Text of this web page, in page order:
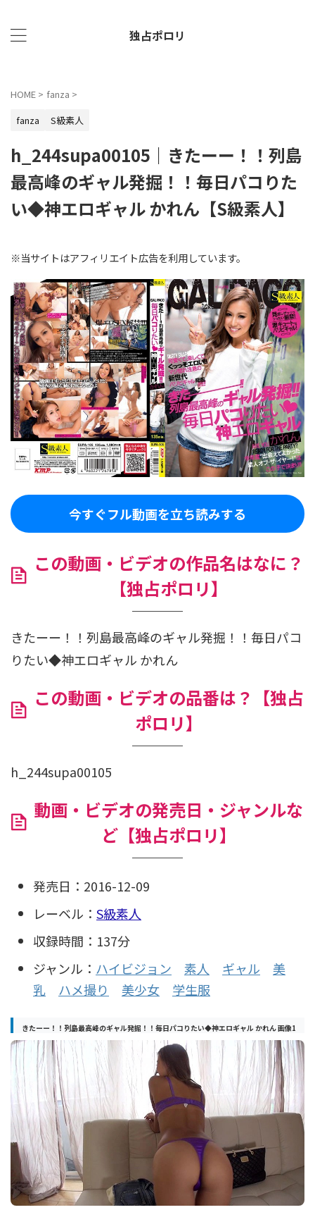
独占ポロリ
HOME > fanza >
fanza
S級素人
h_244supa00105｜きたーー！！列島
最高峰のギャル発掘！！毎日パコりた
い◆神エロギャル かれん【S級素人】
※当サイトはアフィリエイト広告を利用しています。
今すぐフル動画を立ち読みする
この動画・ビデオの作品名はなに？
【独占ポロリ】
きたーー！！列島最高峰のギャル発掘！！毎日パコ
りたい◆神エロギャル かれん
この動画・ビデオの品番は？【独占
ポロリ】
h_244supa00105
動画・ビデオの発売日・ジャンルな
ど【独占ポロリ】
発売日：2016-12-09
レーベル： S級素人
収録時間：137分
ジャンル： ハイビジョン 素人 ギャル
美
乳
ハメ撮り 美少女 学生服
きたーー！！列島最高峰のギャル発掘！！毎日パコりたい◆神エロギャル かれん 画像1